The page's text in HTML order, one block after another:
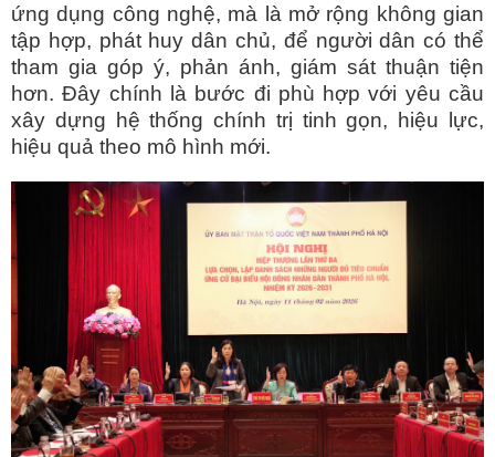
ứng dụng công nghệ, mà là mở rộng không gian
tập hợp, phát huy dân chủ, để người dân có thể
tham gia góp ý, phản ánh, giám sát thuận tiện
hơn. Đây chính là bước đi phù hợp với yêu cầu
xây dựng hệ thống chính trị tinh gọn, hiệu lực,
hiệu quả theo mô hình mới.